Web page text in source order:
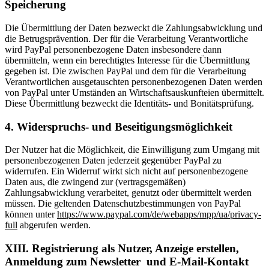
Speicherung
Die Übermittlung der Daten bezweckt die Zahlungsabwicklung und
die Betrugsprävention. Der für die Verarbeitung Verantwortliche
wird PayPal personenbezogene Daten insbesondere dann
übermitteln, wenn ein berechtigtes Interesse für die Übermittlung
gegeben ist. Die zwischen PayPal und dem für die Verarbeitung
Verantwortlichen ausgetauschten personenbezogenen Daten werden
von PayPal unter Umständen an Wirtschaftsauskunfteien übermittelt.
Diese Übermittlung bezweckt die Identitäts- und Bonitätsprüfung.
4. Widerspruchs- und Beseitigungsmöglichkeit
Der Nutzer hat die Möglichkeit, die Einwilligung zum Umgang mit
personenbezogenen Daten jederzeit gegenüber PayPal zu
widerrufen. Ein Widerruf wirkt sich nicht auf personenbezogene
Daten aus, die zwingend zur (vertragsgemäßen)
Zahlungsabwicklung verarbeitet, genutzt oder übermittelt werden
müssen. Die geltenden Datenschutzbestimmungen von PayPal
können unterhttps://www.paypal.com/de/webapps/mpp/ua/privacy-
full abgerufen werden.
XIII. Registrierung als Nutzer, Anzeige erstellen,
Anmeldung zum Newsletter und E-Mail-Kontakt